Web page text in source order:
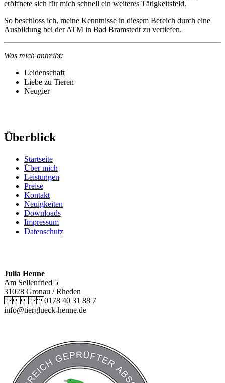
eröffnete sich für mich schnell ein weiteres Tätigkeitsfeld.
So beschloss ich, meine Kenntnisse in diesem Bereich durch eine
Ausbildung bei der ATM in Bad Bramstedt zu vertiefen.
Was mich antreibt:
Leidenschaft
Liebe zu Tieren
Neugier
Überblick
Startseite
Über mich
Leistungen
Preise
Kontakt
Neuigkeiten
Downloads
Impressum
Datenschutz
Julia Henne
Am Sellenfried 5
31028 Gronau / Rheden
  0178 40 31 88 7
info@tierglueck-henne.de